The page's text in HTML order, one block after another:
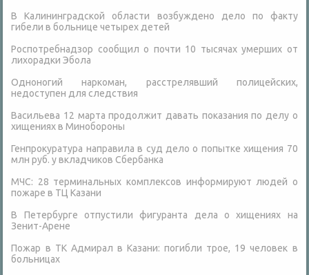
В Калининградской области возбуждено дело по факту
гибели в больнице четырех детей
Роспотребнадзор сообщил о почти 10 тысячах умерших от
лихорадки Эбола
Одноногий наркоман, расстрелявший полицейских,
недоступен для следствия
Васильева 12 марта продолжит давать показания по делу о
хищениях в Минобороны
Генпрокуратура направила в суд дело о попытке хищения 70
млн руб. у вкладчиков Сбербанка
МЧС: 28 терминальных комплексов информируют людей о
пожаре в ТЦ Казани
В Петербурге отпустили фигуранта дела о хищениях на
Зенит-Арене
Пожар в ТК Адмирал в Казани: погибли трое, 19 человек в
больницах